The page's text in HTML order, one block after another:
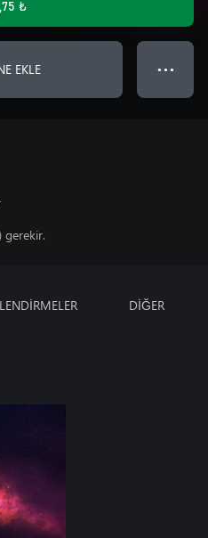
₺
EKLE ● ● ●
gerekir.
DİĞER